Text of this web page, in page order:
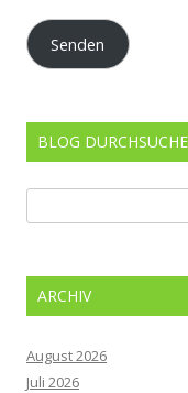
Adresse
Senden
BLOG
nach:
ARCHIV
August 2026
Juli 2026